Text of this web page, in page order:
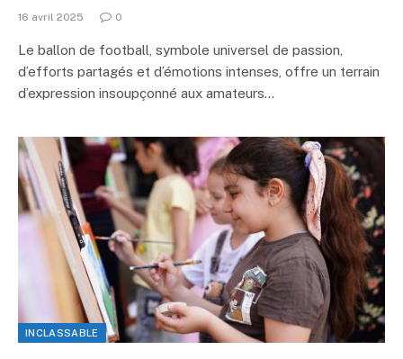
16 avril 2025 0
Le ballon de football, symbole universel de passion,
d’efforts partagés et d’émotions intenses, offre un terrain
d’expression insoupçonné aux amateurs…
INCLASSABLE